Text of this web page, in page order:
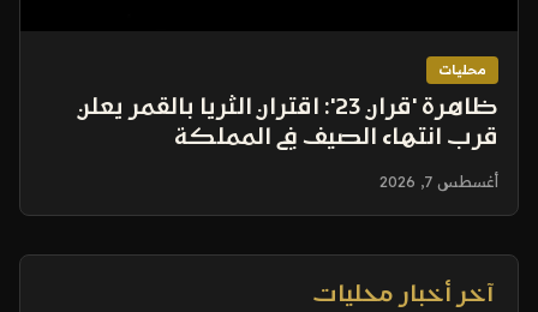
محليات
ظاهرة 'قران 23': اقتران الثريا بالقمر يعلن
قرب انتهاء الصيف في المملكة
أغسطس 7, 2026
آخر أخبار محليات